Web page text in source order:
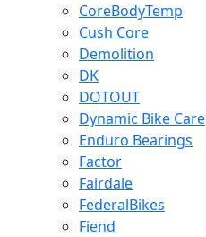
CoreBodyTemp
Cush Core
Demolition
DK
DOTOUT
Dynamic Bike Care
Enduro Bearings
Factor
Fairdale
FederalBikes
Fiend